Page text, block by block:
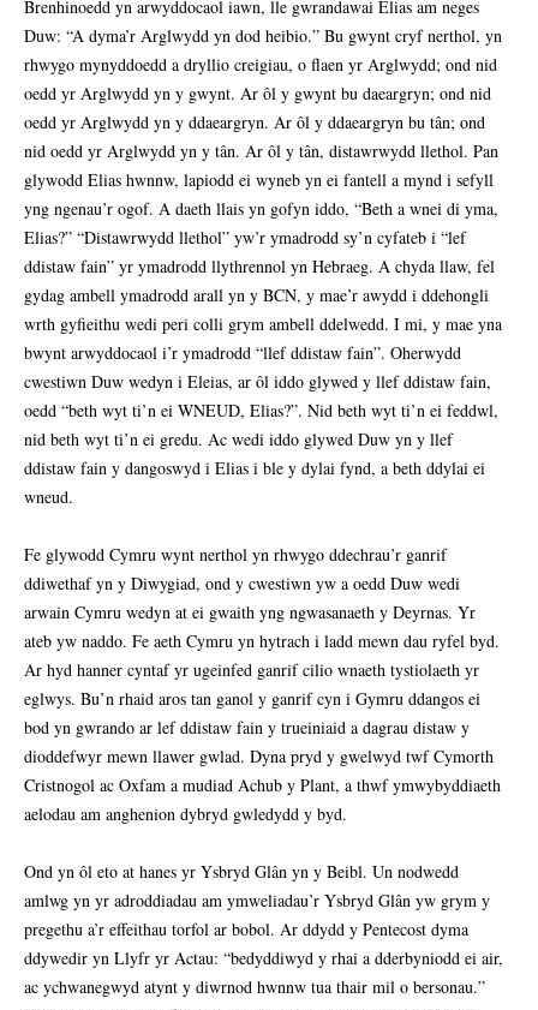
Brenhinoedd yn arwyddocaol iawn, lle gwrandawai Elias am neges
Duw: “A dyma’r Arglwydd yn dod heibio.” Bu gwynt cryf nerthol, yn
rhwygo mynyddoedd a dryllio creigiau, o flaen yr Arglwydd; ond nid
oedd yr Arglwydd yn y gwynt. Ar ôl y gwynt bu daeargryn; ond nid
oedd yr Arglwydd yn y ddaeargryn. Ar ôl y ddaeargryn bu tân; ond
nid oedd yr Arglwydd yn y tân. Ar ôl y tân, distawrwydd llethol. Pan
glywodd Elias hwnnw, lapiodd ei wyneb yn ei fantell a mynd i sefyll
yng ngenau’r ogof. A daeth llais yn gofyn iddo, “Beth a wnei di yma,
Elias?” “Distawrwydd llethol” yw’r ymadrodd sy’n cyfateb i “lef
ddistaw fain” yr ymadrodd llythrennol yn Hebraeg. A chyda llaw, fel
gydag ambell ymadrodd arall yn y BCN, y mae’r awydd i ddehongli
wrth gyfieithu wedi peri colli grym ambell ddelwedd. I mi, y mae yna
bwynt arwyddocaol i’r ymadrodd “llef ddistaw fain”. Oherwydd
cwestiwn Duw wedyn i Eleias, ar ôl iddo glywed y llef ddistaw fain,
oedd “beth wyt ti’n ei WNEUD, Elias?”. Nid beth wyt ti’n ei feddwl,
nid beth wyt ti’n ei gredu. Ac wedi iddo glywed Duw yn y llef
ddistaw fain y dangoswyd i Elias i ble y dylai fynd, a beth ddylai ei
wneud.
Fe glywodd Cymru wynt nerthol yn rhwygo ddechrau’r ganrif
ddiwethaf yn y Diwygiad, ond y cwestiwn yw a oedd Duw wedi
arwain Cymru wedyn at ei gwaith yng ngwasanaeth y Deyrnas. Yr
ateb yw naddo. Fe aeth Cymru yn hytrach i ladd mewn dau ryfel byd.
Ar hyd hanner cyntaf yr ugeinfed ganrif cilio wnaeth tystiolaeth yr
eglwys. Bu’n rhaid aros tan ganol y ganrif cyn i Gymru ddangos ei
bod yn gwrando ar lef ddistaw fain y trueiniaid a dagrau distaw y
dioddefwyr mewn llawer gwlad. Dyna pryd y gwelwyd twf Cymorth
Cristnogol ac Oxfam a mudiad Achub y Plant, a thwf ymwybyddiaeth
aelodau am anghenion dybryd gwledydd y byd.
Ond yn ôl eto at hanes yr Ysbryd Glân yn y Beibl. Un nodwedd
amlwg yn yr adroddiadau am ymweliadau’r Ysbryd Glân yw grym y
pregethu a’r effeithau torfol ar bobol. Ar ddydd y Pentecost dyma
ddywedir yn Llyfr yr Actau: “bedyddiwyd y rhai a dderbyniodd ei air,
ac ychwanegwyd atynt y diwrnod hwnnw tua thair mil o bersonau.”